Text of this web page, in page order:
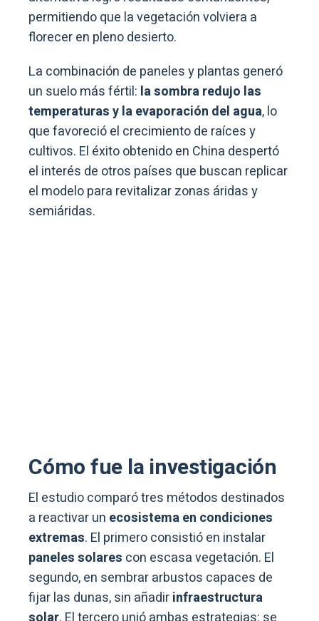
permitiendo que la vegetación volviera a
florecer en pleno desierto.
La combinación de paneles y plantas generó
un suelo más fértil: la sombra redujo las
temperaturas y la evaporación del agua, lo
que favoreció el crecimiento de raíces y
cultivos. El éxito obtenido en China despertó
el interés de otros países que buscan replicar
el modelo para revitalizar zonas áridas y
semiáridas.
Cómo fue la investigación
El estudio comparó tres métodos destinados
a reactivar un ecosistema en condiciones
extremas. El primero consistió en instalar
paneles solares con escasa vegetación. El
segundo, en sembrar arbustos capaces de
fijar las dunas, sin añadirinfraestructura